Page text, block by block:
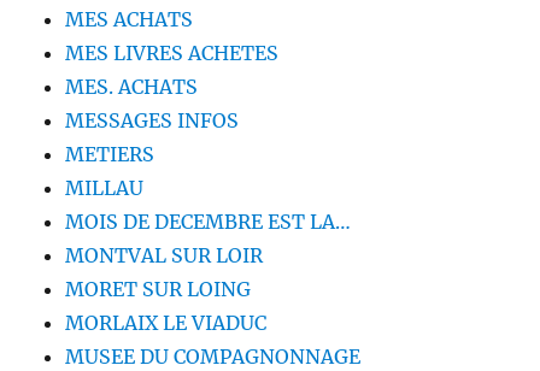
MES ACHATS
MES LIVRES ACHETES
MES. ACHATS
MESSAGES INFOS
METIERS
MILLAU
MOIS DE DECEMBRE EST LA…
MONTVAL SUR LOIR
MORET SUR LOING
MORLAIX LE VIADUC
MUSEE DU COMPAGNONNAGE